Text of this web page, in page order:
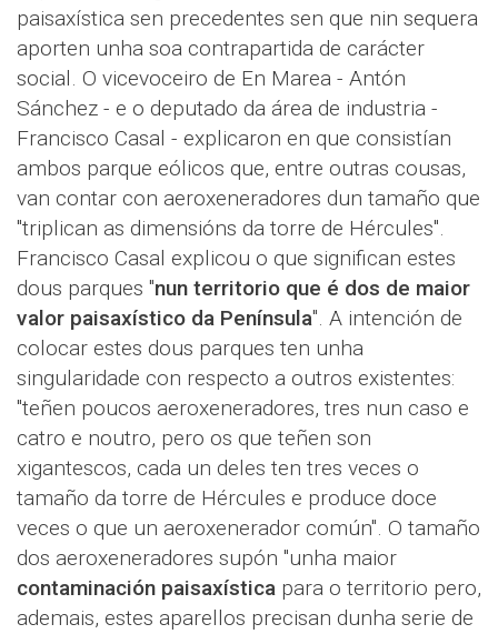
paisaxística sen precedentes sen que nin sequera
aporten unha soa contrapartida de carácter
social. O vicevoceiro de En Marea - Antón
Sánchez - e o deputado da área de industria -
Francisco Casal - explicaron en que consistían
ambos parque eólicos que, entre outras cousas,
van contar con aeroxeneradores dun tamaño que
"triplican as dimensións da torre de Hércules".
Francisco Casal explicou o que significan estes
dous parques "nun territorio que é dos de maior
valor paisaxístico da Península". A intención de
colocar estes dous parques ten unha
singularidade con respecto a outros existentes:
"teñen poucos aeroxeneradores, tres nun caso e
catro e noutro, pero os que teñen son
xigantescos, cada un deles ten tres veces o
tamaño da torre de Hércules e produce doce
veces o que un aeroxenerador común". O tamaño
dos aeroxeneradores supón "unha maior
contaminación paisaxística para o territorio pero,
ademais, estes aparellos precisan dunha serie de